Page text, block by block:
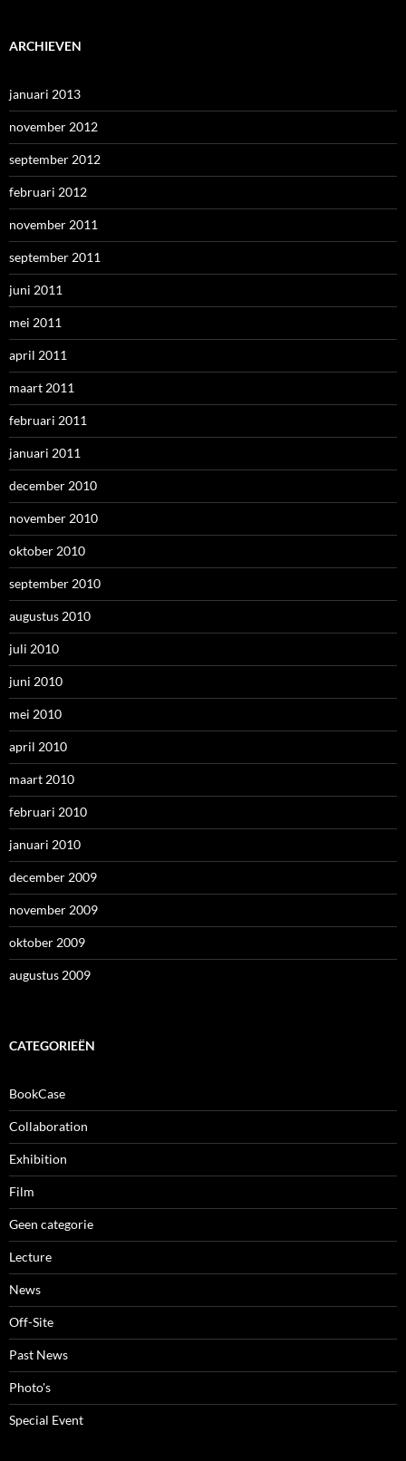
ARCHIEVEN
januari 2013
november 2012
september 2012
februari 2012
november 2011
september 2011
juni 2011
mei 2011
april 2011
maart 2011
februari 2011
januari 2011
december 2010
november 2010
oktober 2010
september 2010
augustus 2010
juli 2010
juni 2010
mei 2010
april 2010
maart 2010
februari 2010
januari 2010
december 2009
november 2009
oktober 2009
augustus 2009
CATEGORIEËN
BookCase
Collaboration
Exhibition
Film
Geen categorie
Lecture
News
Off-Site
Past News
Photo's
Special Event